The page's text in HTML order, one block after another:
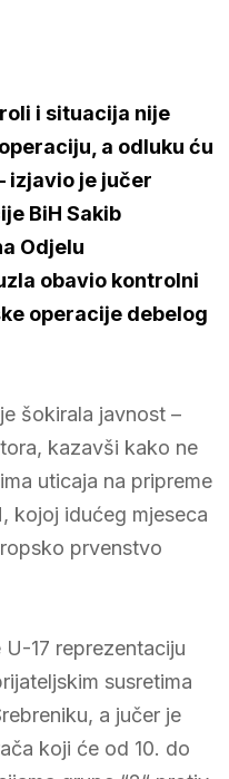
i situacija nije
a odluku ću
izjavio je jučer
BiH Sakib
Odjelu
obavio kontrolni
operacije debelog
šokirala javnost –
kazavši kako ne
uticaja na pripreme
kojoj idućeg mjeseca
prvenstvo
17 reprezentaciju
susretima
a jučer je
koji će od 10. do